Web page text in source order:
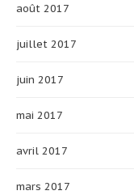
août 2017
juillet 2017
juin 2017
mai 2017
avril 2017
mars 2017